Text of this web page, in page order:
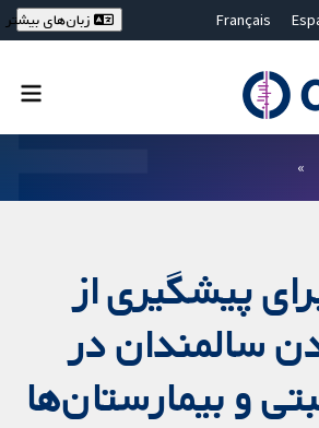
Français
繁體中文
زبان‌های بیشتر
پیشگیری از
سالمندان در
و بیمارستان‌ها